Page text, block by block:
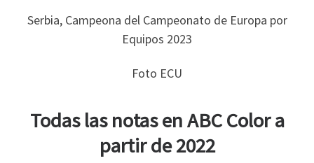
Serbia, Campeona del Campeonato de Europa por
Equipos 2023
Foto ECU
Todas las notas en ABC Color a
partir de 2022